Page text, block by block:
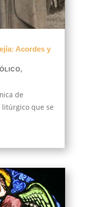
Acordes y
,
de
que se